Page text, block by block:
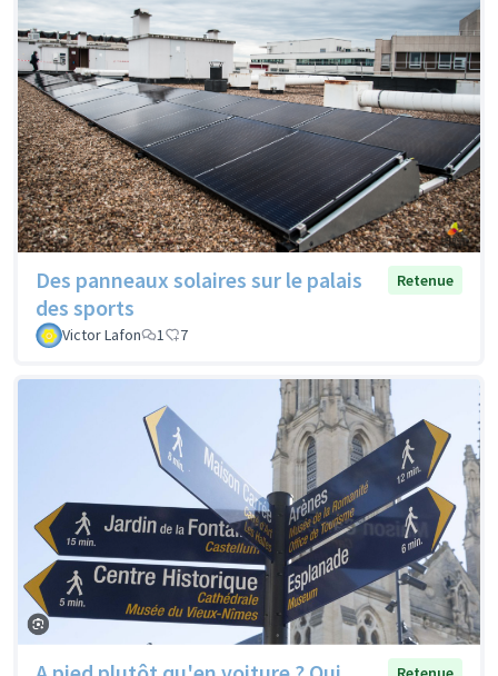
Des panneaux solaires sur le palais
des sports
Retenue
Victor Lafon 1 7